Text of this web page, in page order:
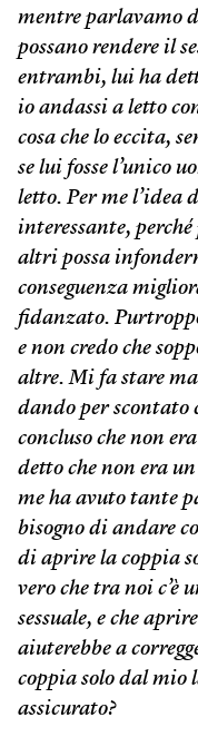
mentre parlavamo
possano rendere il
entrambi, lui ha
io andassi a letto
cosa che lo eccita,
se lui fosse l’unico
letto. Per me l’idea
interessante,
altri possa
conseguenza
fidanzato.
e non credo che
altre. Mi fa stare
dando per scontato
concluso che non
detto che non era
me ha avuto tante
bisogno di andare
di aprire la coppia
vero che tra noi c’è
sessuale, e che
aiuterebbe a
coppia solo dal mio
assicurato?